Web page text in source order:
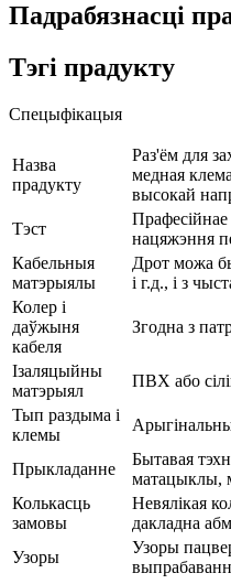
Падрабязнасці
Тэгі прадукту
Спецыфікацыя
Назва
прадукту
Раз'ём для
медная
высокай
Тэст
нацяжэння
Кабельныя
матэрыялы
Дрот можа
і г.д., і з
Колер і
даўжыня
кабеля
Згодна з
Ізаляцыйны
матэрыял
ПВХ або
Тып раздыма і
клемы
Прыкладанне
Бытавая
матацыклы,
Колькасць
замовы
Невялікая
дакладна
Узоры
Узоры